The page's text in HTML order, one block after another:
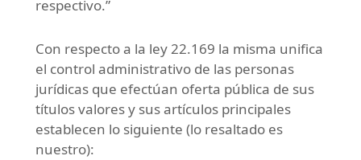
respectivo.”
Con respecto a la ley 22.169 la misma unifica
el control administrativo de las personas
jurídicas que efectúan oferta pública de sus
títulos valores y sus artículos principales
establecen lo siguiente (lo resaltado es
nuestro):